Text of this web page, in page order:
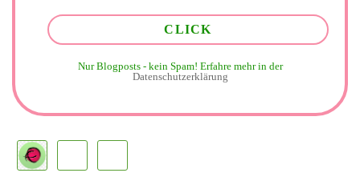
Nur Blogposts - kein Spam! Erfahre mehr in der
Datenschutzerklärung